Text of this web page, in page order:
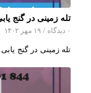
تله زمینی در گنج
۰ دیدگاه / ۱۹ مهر ۱۴۰۲
تله زمینی در گنج